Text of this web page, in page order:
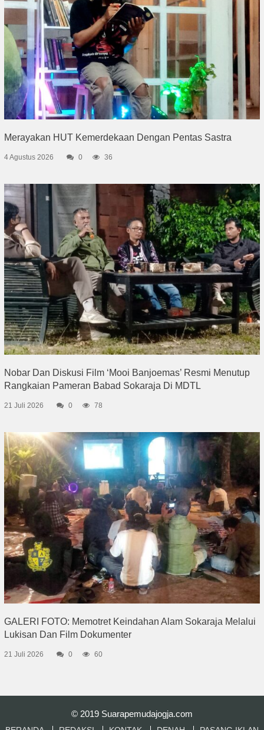
Merayakan HUT Kemerdekaan Dengan Pentas Sastra
4 Agustus 2026 0 36
Nobar Dan Diskusi Film ‘Mooi Banjoemas’ Resmi Menutup
Rangkaian Pameran Babad Sokaraja Di MDTL
21 Juli 2026 0 78
GALERI FOTO: Memotret Keindahan Alam Sokaraja Melalui
Lukisan Dan Film Dokumenter
21 Juli 2026 0 60
© 2019 Suarapemudajogja.com